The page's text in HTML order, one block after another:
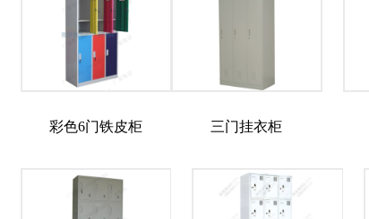
彩色6门铁皮柜 三门挂衣柜